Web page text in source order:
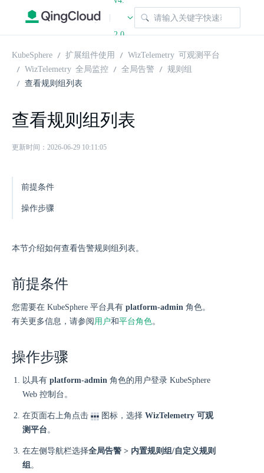
|
2.0
KubeSphere 扩展组件使用
WizTelemetry 可观测平台
WizTelemetry 全局监控
全局告警
规则组
查看规则组列表
查看规则组列表
更新时间：2026-06-29 10:11:05
前提条件
操作步骤
本节介绍如何查看告警规则组列表。
前提条件
您需要在 KubeSphere 平台具有 platform-admin 角色。
有关更多信息，请参阅 用户和平台角色。
操作步骤
以具有 platform-admin 角色的用户登录 KubeSphere
Web 控制台。
在页面右上角点击 图标，选择 WizTelemetry 可观
测平台。
在左侧导航栏选择全局告警 > 内置规则组/自定义规则
组。